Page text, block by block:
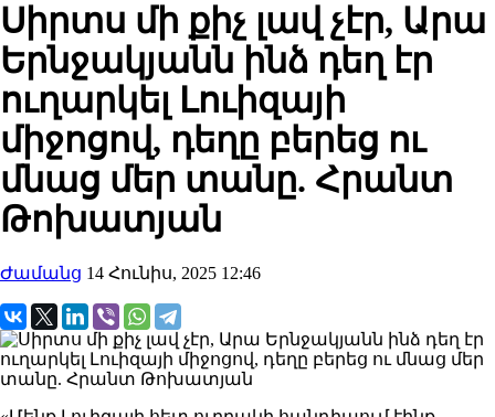
Սիրտս մի քիչ լավ չէր, Արա
Երնջակյանն ինձ դեղ էր
ուղարկել Լուիզայի
միջոցով, դեղը բերեց ու
մնաց մեր տանը. Հրանտ
Թոխատյան
Ժամանց 14 Հունիս, 2025 12:46